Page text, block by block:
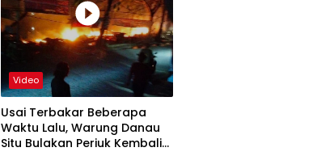
Video
Usai Terbakar Beberapa
Waktu Lalu, Warung Danau
Situ Bulakan Periuk Kembali